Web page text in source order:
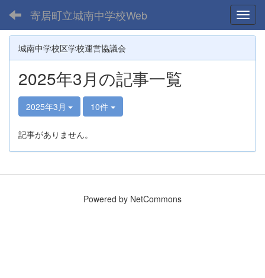
寄居町立城南中学校Web
城南中学校区学校運営協議会
2025年3月の記事一覧
2025年3月 10件
記事がありません。
Powered by NetCommons